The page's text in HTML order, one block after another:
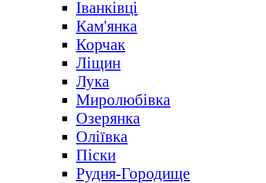
Іванківці
Кам'янка
Корчак
Ліщин
Лука
Миролюбівка
Озерянка
Оліївка
Піски
Рудня-Городище